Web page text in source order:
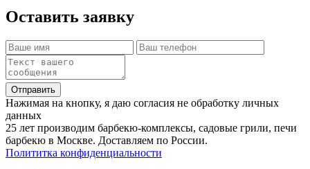
Оставить заявку
Отправить
Нажимая на кнопку, я даю согласия не обработку личных
данных
25 лет производим барбекю-комплексы, садовые грили, печи
барбекю в Москве. Доставляем по России.
Полититка конфиденциальности